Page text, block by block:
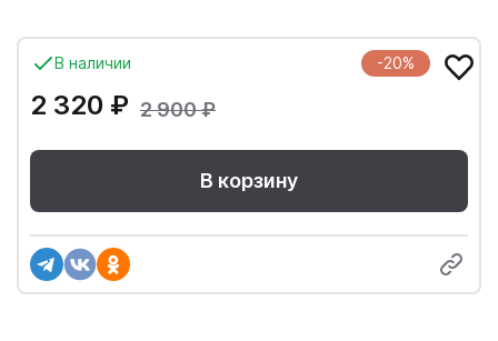
В наличии -20%
2 320 ₽ 2 900 ₽
В корзину